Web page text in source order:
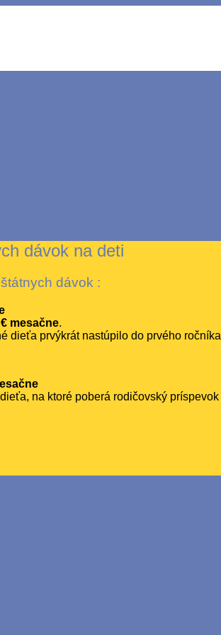
dávok na deti
dávok :
mesačne.
dieťa prvýkrát nastúpilo do prvého
na ktoré poberá rodičovský